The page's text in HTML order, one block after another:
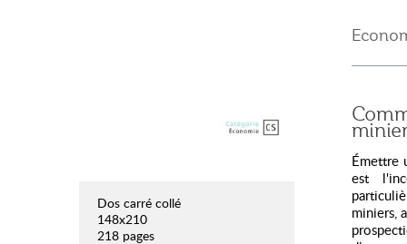
Dos carré collé
148x210
218 pages
Émettre
est
miniers,